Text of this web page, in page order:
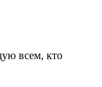
всем, кто